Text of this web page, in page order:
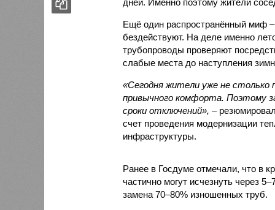
Ещё один распространённый миф
бездействуют. На деле именно
трубопроводы проверяют
слабые места до наступления
«Сегодня жители уже не столько
привычного комфорта. Поэтому
сроки отключений», –
счет проведения модернизации
инфраструктуры.
Ранее в Госдуме отмечали, что в
частично могут исчезнуть через
замена 70–80% изношенных труб.